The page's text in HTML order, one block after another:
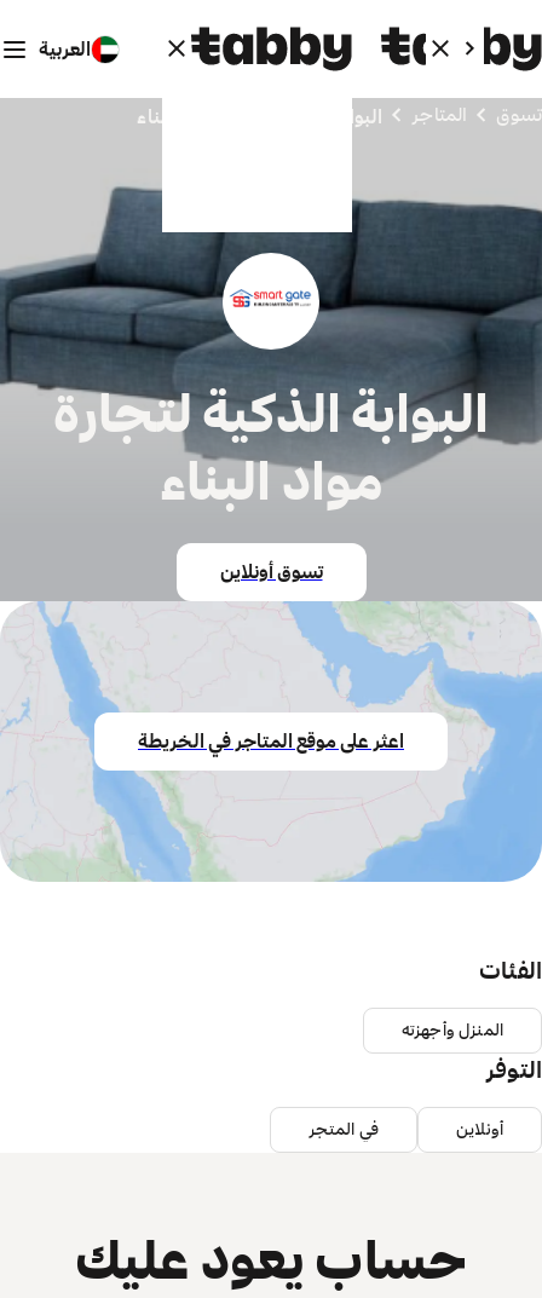
العربية
تسوق المتاجر البوابة الذكية لتجارة مواد البناء
البوابة الذكية لتجارة
مواد البناء
تسوق أونلاين
اعثر على موقع المتاجر في الخريطة
الفئات
المنزل وأجهزته
التوفر
أونلاين في المتجر
حساب يعود عليك